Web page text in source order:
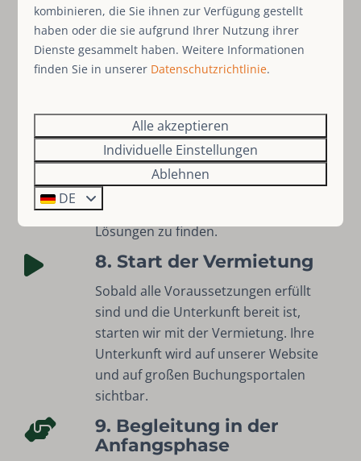
7. Unterstützung bei
Verwaltung und
Reinigung – von selbst
organisieren bis entlastet
Ort gestalten möchten. Ob Sie
Verwaltung und Reinigung selbst
organisieren oder Aufgaben abgeben
möchten – wir unterstützen Sie dabei
und helfen bei Bedarf, passende
Lösungen zu finden.
8. Start der Vermietung
Sobald alle Voraussetzungen erfüllt
sind und die Unterkunft bereit ist,
starten wir mit der Vermietung. Ihre
Unterkunft wird auf unserer Website
und auf großen Buchungsportalen
sichtbar.
9. Begleitung in der
Anfangsphase
kombinieren, die Sie ihnen zur Verfügung gestellt
haben oder die sie aufgrund Ihrer Nutzung ihrer
Dienste gesammelt haben. Weitere Informationen
finden Sie in unserer Datenschutzrichtlinie.
Alle akzeptieren
Individuelle Einstellungen
Ablehnen
DE